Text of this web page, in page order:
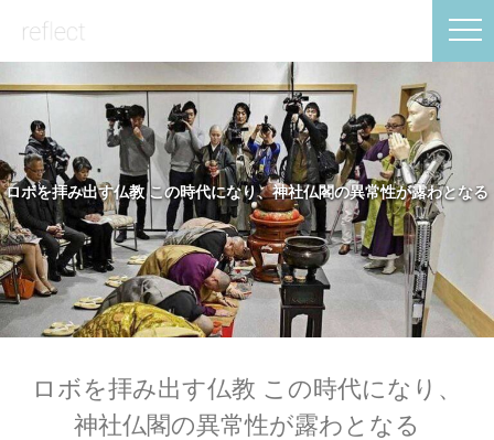
ロボを拝み出す仏教 この時代になり、神社仏閣の異常性が露わとなる
ロボを拝み出す仏教 この時代になり、
神社仏閣の異常性が露わとなる